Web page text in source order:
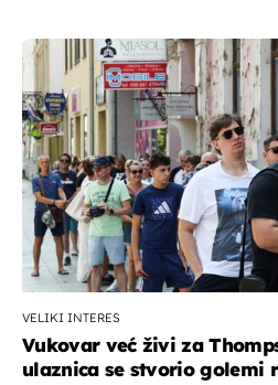
VELIKI INTERES
Vukovar već živi za
ulaznica se stvorio golemi